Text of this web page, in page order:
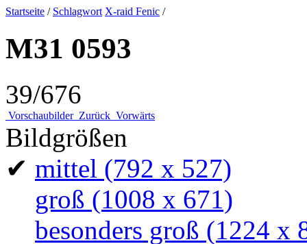
Startseite / Schlagwort X-raid Fenic /
M31 0593
39/676
Vorschaubilder Zurück Vorwärts
Bildgrößen
✔ mittel (792 x 527)
groß (1008 x 671)
besonders groß (1224 x